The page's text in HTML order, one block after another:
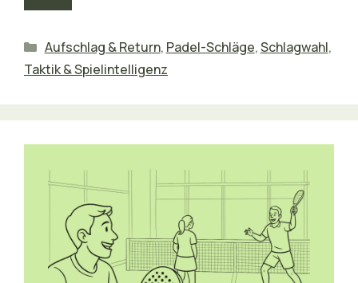
Kategorien
Aufschlag & Return, Padel-Schläge,Schlagwahl,
Taktik & Spielintelligenz